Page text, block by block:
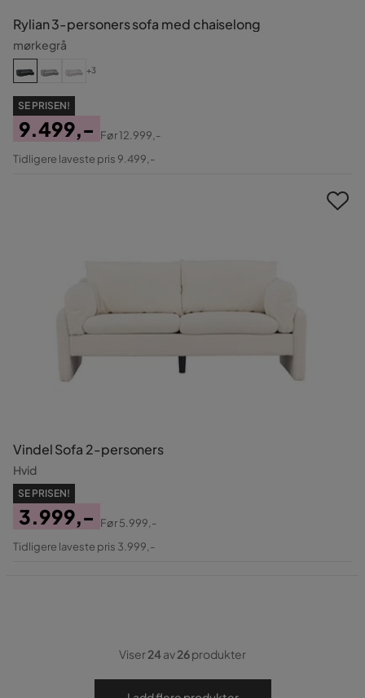
Rylian 3-personers sofa med chaiselong
mørkegrå
+3
SE PRISEN!
Pris
9.499,-
Original
Før12.999,-
Tidligere laveste pris 9.499,-
Vindel Sofa 2-personers
Hvid
SE PRISEN!
Pris
3.999,-
Original
Før5.999,-
Tidligere laveste pris 3.999,-
Viser24av26produkter